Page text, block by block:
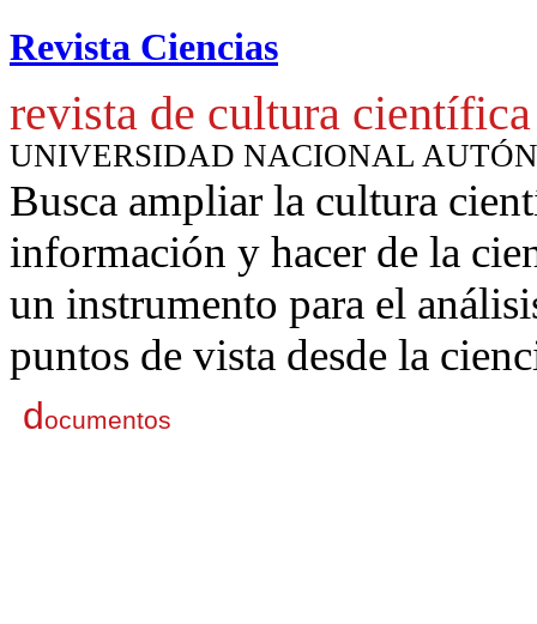
Revista Ciencias
revista de cultura científica
UNIVERSIDAD NACIONAL
Busca ampliar la cultura
información y hacer de la
un instrumento para el
puntos de vista desde la
documentos